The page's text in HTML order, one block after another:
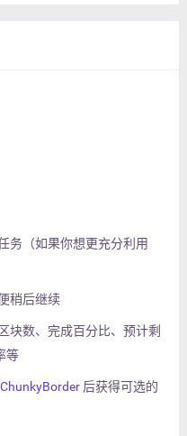
务（如果你想更充分利用
稍后继续
块数、完成百分比、预计剩
等
ChunkyBorder 后获得可选的